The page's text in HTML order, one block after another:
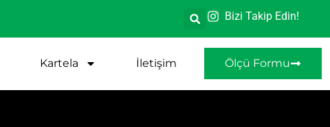
Bizi Takip Edin!
Kartela İletişim Ölçü Formu